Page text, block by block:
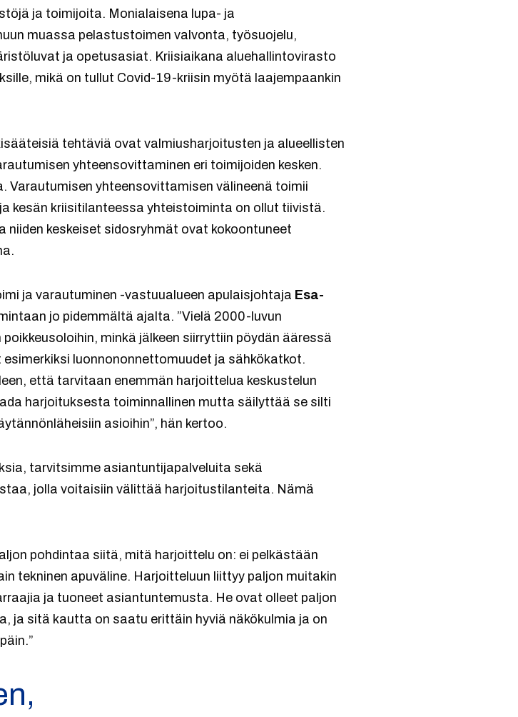
ja toimijoita. Monialaisena lupa- ja
muassa pelastustoimen valvonta, työsuojelu,
ja opetusasiat. Kriisiaikana aluehallintovirasto
mikä on tullut Covid-19-kriisin myötä laajempaankin
tehtäviä ovat valmiusharjoitusten ja alueellisten
yhteensovittaminen eri toimijoiden kesken.
Varautumisen yhteensovittamisen välineenä toimii
kesän kriisitilanteessa yhteistoiminta on ollut tiivistä.
keskeiset sidosryhmät ovat kokoontuneet
ja varautuminen -vastuualueen apulaisjohtaja Esa-
jo pidemmältä ajalta. ”Vielä 2000-luvun
minkä jälkeen siirryttiin pöydän ääressä
luonnononnettomuudet ja sähkökatkot.
että tarvitaan enemmän harjoittelua keskustelun
harjoituksesta toiminnallinen mutta säilyttää se silti
asioihin”, hän kertoo.
tarvitsimme asiantuntijapalveluita sekä
jolla voitaisiin välittää harjoitustilanteita. Nämä
pohdintaa siitä, mitä harjoittelu on: ei pelkästään
tekninen apuväline. Harjoitteluun liittyy paljon muitakin
ja tuoneet asiantuntemusta. He ovat olleet paljon
ja sitä kautta on saatu erittäin hyviä näkökulmia ja on